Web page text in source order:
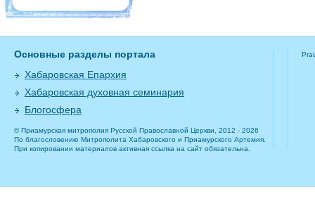
Основные разделы портала
Хабаровская Епархия
Хабаровская духовная семинария
Блогосфера
© Приамурская митрополия Русской Православной Церкви, 2012 - 2026
По благословению Митрополита Хабаровского и Приамурского Артемия.
При копировании материалов активная ссылка на сайт обязательна.